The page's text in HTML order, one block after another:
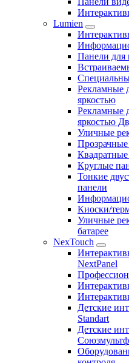
Lumien
Панели для
Рекламные
яркостью
Рекламные
яркостью
Уличные
Круглые
Тонкие
панели
Киоски/
Уличные
батарее
NexTouch
NextPanel
Детские
Standart
Детские